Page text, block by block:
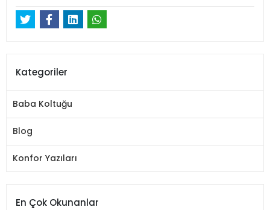
Kategoriler
Baba Koltuğu
Blog
Konfor Yazıları
En Çok Okunanlar